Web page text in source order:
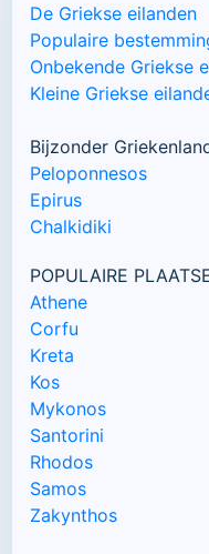
De Griekse eilanden
Populaire
Onbekende Griekse
Kleine Griekse
Bijzonder
Peloponnesos
Epirus
Chalkidiki
POPULAIRE
Athene
Corfu
Kreta
Kos
Mykonos
Santorini
Rhodos
Samos
Zakynthos